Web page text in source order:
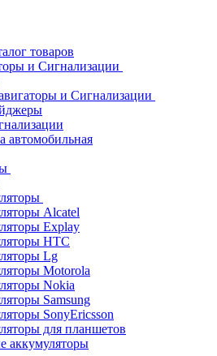
товаров
и Сигнализации
и Сигнализации
автомобильная
Alcatel
Explay
HTC
Lg
Motorola
Nokia
Samsung
SonyEricsson
для планшетов
аккумуляторы